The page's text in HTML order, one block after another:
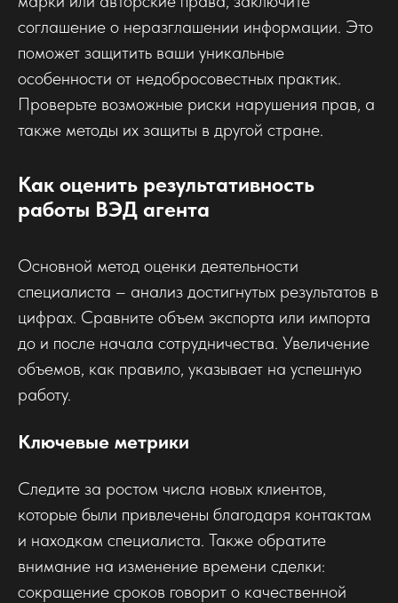
соглашение о неразглашении информации. Это
поможет защитить ваши уникальные
особенности от недобросовестных практик.
Проверьте возможные риски нарушения прав, а
также методы их защиты в другой стране.
Как оценить результативность
работы ВЭД агента
Основной метод оценки деятельности
специалиста – анализ достигнутых результатов в
цифрах. Сравните объем экспорта или импорта
до и после начала сотрудничества. Увеличение
объемов, как правило, указывает на успешную
работу.
Ключевые метрики
Следите за ростом числа новых клиентов,
которые были привлечены благодаря контактам
и находкам специалиста. Также обратите
внимание на изменение времени сделки:
сокращение сроков говорит о качественной